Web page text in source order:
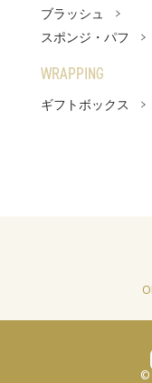
ブラッシュ
スポンジ・パフ
WRAPPING
ギフトボックス
©